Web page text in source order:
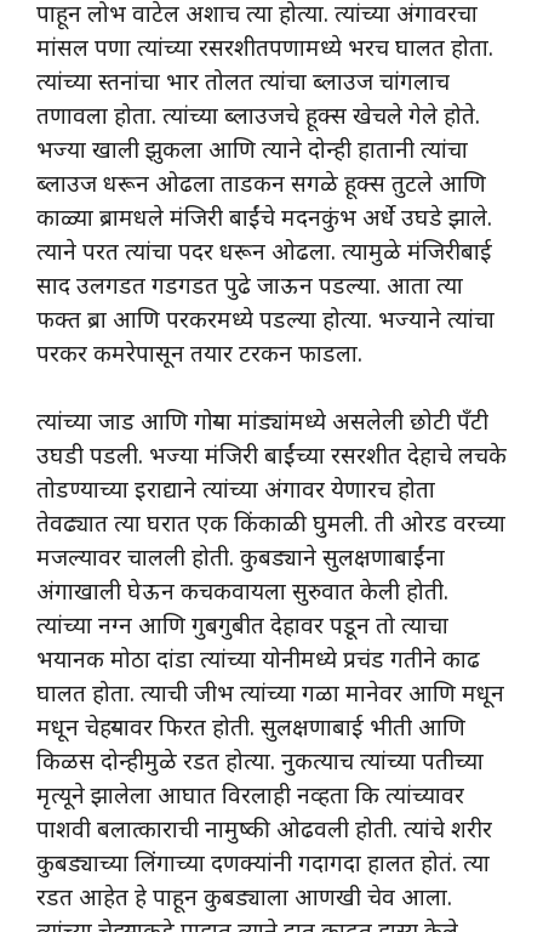
पाहून लोभ वाटेल अशाच त्या होत्या. त्यांच्या अंगावरचा
मांसल पणा त्यांच्या रसरशीतपणामध्ये भरच घालत होता.
त्यांच्या स्तनांचा भार तोलत त्यांचा ब्लाउज चांगलाच
तणावला होता. त्यांच्या ब्लाउजचे हूक्स खेचले गेले होते.
भज्या खाली झुकला आणि त्याने दोन्ही हातानी त्यांचा
ब्लाउज धरून ओढला ताडकन सगळे हूक्स तुटले आणि
काळ्या ब्रामधले मंजिरी बाईंचे मदनकुंभ अर्धे उघडे झाले.
त्याने परत त्यांचा पदर धरून ओढला. त्यामुळे मंजिरीबाई
साद उलगडत गडगडत पुढे जाऊन पडल्या. आता त्या
फक्त ब्रा आणि परकरमध्ये पडल्या होत्या. भज्याने त्यांचा
परकर कमरेपासून तयार टरकन फाडला.
त्यांच्या जाड आणि गोऱ्या मांड्यांमध्ये असलेली छोटी पॅंटी
उघडी पडली. भज्या मंजिरी बाईंच्या रसरशीत देहाचे लचके
तोडण्याच्या इराद्याने त्यांच्या अंगावर येणारच होता
तेवढ्यात त्या घरात एक किंकाळी घुमली. ती ओरड वरच्या
मजल्यावर चालली होती. कुबड्याने सुलक्षणाबाईंना
अंगाखाली घेऊन कचकवायला सुरुवात केली होती.
त्यांच्या नग्न आणि गुबगुबीत देहावर पडून तो त्याचा
भयानक मोठा दांडा त्यांच्या योनीमध्ये प्रचंड गतीने काढ
घालत होता. त्याची जीभ त्यांच्या गळा मानेवर आणि मधून
मधून चेहऱ्यावर फिरत होती. सुलक्षणाबाई भीती आणि
किळस दोन्हीमुळे रडत होत्या. नुकत्याच त्यांच्या पतीच्या
मृत्यूने झालेला आघात विरलाही नव्हता कि त्यांच्यावर
पाशवी बलात्काराची नामुष्की ओढवली होती. त्यांचे शरीर
कुबड्याच्या लिंगाच्या दणक्यांनी गदागदा हालत होतं. त्या
रडत आहेत हे पाहून कुबड्याला आणखी चेव आला.